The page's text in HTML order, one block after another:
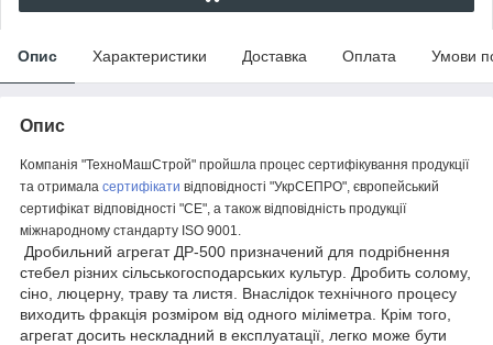
Опис Характеристики Доставка Оплата Умови
Опис
Компанія "ТехноМашСтрой" пройшла процес сертифікування продукції
та отримала сертифікати відповідності "УкрСЕПРО", європейський
сертифікат відповідності "СЕ", а також відповідність продукції
міжнародному стандарту ISO 9001.
Дробильний агрегат ДР-500 призначений для подрібнення
стебел різних сільськогосподарських культур. Дробить солому,
сіно, люцерну, траву та листя. Внаслідок технічного процесу
виходить фракція розміром від одного міліметра. Крім того,
агрегат досить нескладний в експлуатації, легко може бути